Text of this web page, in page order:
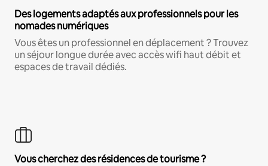
Des logements adaptés aux professionnels pour les
nomades numériques
Vous êtes un professionnel en déplacement ? Trouvez
un séjour longue durée avec accès wifi haut débit et
espaces de travail dédiés.
Vous cherchez des résidences de tourisme ?